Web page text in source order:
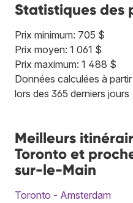
Statistiques des
Prix minimum: 705 $
Prix moyen: 1 061 $
Prix maximum: 1 488 $
Données calculées à
lors des 365 derniers jours
Meilleurs
Toronto et
sur-le-Main
Toronto - Amsterdam